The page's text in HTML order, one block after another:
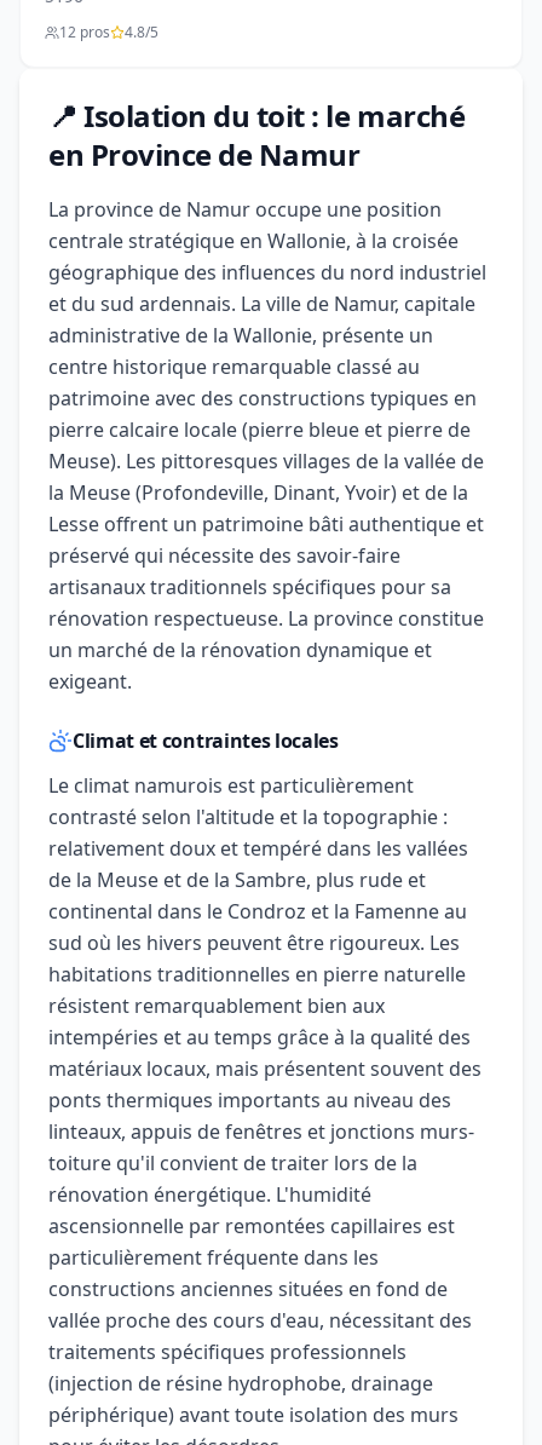
12 pros 4.8/5
📍 Isolation du toit : le marché
en Province de Namur
La province de Namur occupe une position
centrale stratégique en Wallonie, à la croisée
géographique des influences du nord industriel
et du sud ardennais. La ville de Namur, capitale
administrative de la Wallonie, présente un
centre historique remarquable classé au
patrimoine avec des constructions typiques en
pierre calcaire locale (pierre bleue et pierre de
Meuse). Les pittoresques villages de la vallée de
la Meuse (Profondeville, Dinant, Yvoir) et de la
Lesse offrent un patrimoine bâti authentique et
préservé qui nécessite des savoir-faire
artisanaux traditionnels spécifiques pour sa
rénovation respectueuse. La province constitue
un marché de la rénovation dynamique et
exigeant.
Climat et contraintes locales
Le climat namurois est particulièrement
contrasté selon l'altitude et la topographie :
relativement doux et tempéré dans les vallées
de la Meuse et de la Sambre, plus rude et
continental dans le Condroz et la Famenne au
sud où les hivers peuvent être rigoureux. Les
habitations traditionnelles en pierre naturelle
résistent remarquablement bien aux
intempéries et au temps grâce à la qualité des
matériaux locaux, mais présentent souvent des
ponts thermiques importants au niveau des
linteaux, appuis de fenêtres et jonctions murs-
toiture qu'il convient de traiter lors de la
rénovation énergétique. L'humidité
ascensionnelle par remontées capillaires est
particulièrement fréquente dans les
constructions anciennes situées en fond de
vallée proche des cours d'eau, nécessitant des
traitements spécifiques professionnels
(injection de résine hydrophobe, drainage
périphérique) avant toute isolation des murs